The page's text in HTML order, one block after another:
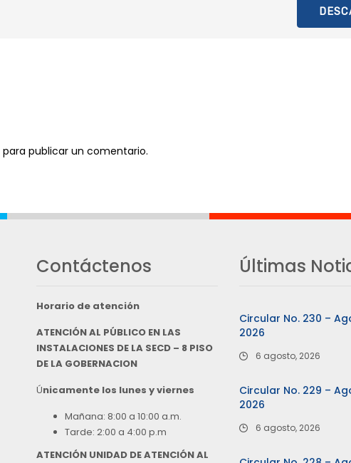
para publicar un comentario.
Contáctenos
Horario de atención
ATENCIÓN AL PÚBLICO EN LAS
INSTALACIONES DE LA SECD – 8 PISO
DE LA GOBERNACION
Únicamente los lunes y viernes
Mañana: 8:00 a 10:00 a.m.
Tarde: 2:00 a 4:00 p.m
ATENCIÓN UNIDAD DE ATENCIÓN AL
Últimas
Circular No. 230 –
2026
6 agosto, 2026
Circular No. 229 –
2026
6 agosto, 2026